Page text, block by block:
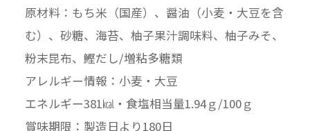
原材料：もち米（国産）、醤油（小麦・大豆を含
む）、砂糖、海苔、柚子果汁調味料、柚子みそ、
粉末昆布、鰹だし/増粘多糖類
アレルギー情報：小麦・大豆
エネルギー381㎉・食塩相当量1.94ｇ/100ｇ
賞味期限：製造日より180日